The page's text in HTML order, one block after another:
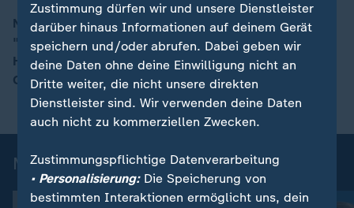
00:17
Nahost-Experte Fabian Hinz sieht bereits jetzt eine
"subtantielle Eskalation" im Nahen Osten. Für den
Hisbollah-Verbündeten Iran sieht er aber "keine guten
Optionen" zu reagieren.
Mehr aus ZDFheute live
Zustimmung dürfen wir und unsere Dienstleister
darüber hinaus Informationen auf deinem Gerät
speichern und/oder abrufen. Dabei geben wir
deine Daten ohne deine Einwilligung nicht an
Dritte weiter, die nicht unsere direkten
Dienstleister sind. Wir verwenden deine Daten
auch nicht zu kommerziellen Zwecken.
Zustimmungspflichtige Datenverarbeitung
• Personalisierung:Die Speicherung von
bestimmten Interaktionen ermöglicht uns, dein